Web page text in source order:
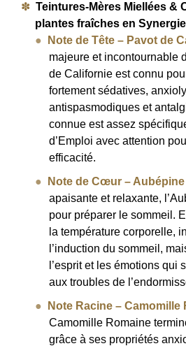
Teintures-Mères Miellées &
plantes fraîches en
Note de Tête – Pavot de
majeure et incontournable
de Californie est connu
fortement sédatives,
antispasmodiques et
connue est assez
d’Emploi avec attention
efficacité.
Note de Cœur – Aubépine
apaisante et relaxante,
pour préparer le sommeil.
la température corporelle,
l’induction du sommeil,
l’esprit et les émotions qui
aux troubles de
Note Racine – Camomille
Camomille Romaine
grâce à ses propriétés